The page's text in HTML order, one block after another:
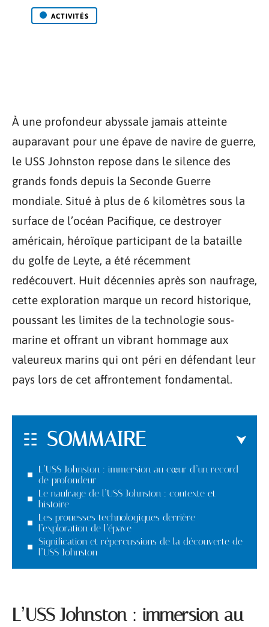
ACTIVITÉS
À une profondeur abyssale jamais atteinte
auparavant pour une épave de navire de guerre,
le USS Johnston repose dans le silence des
grands fonds depuis la Seconde Guerre
mondiale. Situé à plus de 6 kilomètres sous la
surface de l’océan Pacifique, ce destroyer
américain, héroïque participant de la bataille
du golfe de Leyte, a été récemment
redécouvert. Huit décennies après son naufrage,
cette exploration marque un record historique,
poussant les limites de la technologie sous-
marine et offrant un vibrant hommage aux
valeureux marins qui ont péri en défendant leur
pays lors de cet affrontement fondamental.
SOMMAIRE
L’USS Johnston : immersion au cœur d’un record
de profondeur
Le naufrage de l’USS Johnston : contexte et
histoire
Les prouesses technologiques derrière
l’exploration de l’épave
Signification et répercussions de la découverte de
l’USS Johnston
L’USS Johnston : immersion au